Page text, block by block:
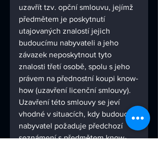
uzavřít tzv. opční smlouvu, jejímž
předmětem je poskytnutí
utajovaných znalostí jejich
budoucímu nabyvateli a jeho
závazek neposkytnout tyto
znalosti třetí osobě, spolu s jeho
právem na přednostní koupi know-
how (uzavření licenční smlouvy).
Uzavření této smlouvy se jeví
vhodné v situacích, kdy budoucí
nabyvatel požaduje předchozí
seznámení s předmětem know-